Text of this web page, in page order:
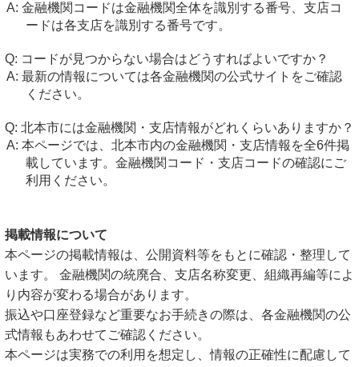
金融機関コードは金融機関全体を識別する番号、支店コ
ードは各支店を識別する番号です。
コードが見つからない場合はどうすればよいですか？
最新の情報については各金融機関の公式サイトをご確認
ください。
北本市には金融機関・支店情報がどれくらいありますか？
本ページでは、北本市内の金融機関・支店情報を全6件掲
載しています。金融機関コード・支店コードの確認にご
利用ください。
掲載情報について
本ページの掲載情報は、公開資料等をもとに確認・整理して
います。 金融機関の統廃合、支店名称変更、組織再編等によ
り内容が変わる場合があります。
振込や口座登録など重要なお手続きの際は、各金融機関の公
式情報もあわせてご確認ください。
本ページは実務での利用を想定し、情報の正確性に配慮して